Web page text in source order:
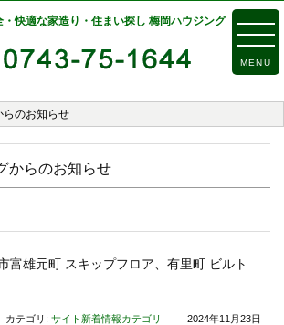
MENU
らのお知らせ
からのお知らせ
富雄元町 スキップフロア、有里町 ビルト
カテゴリ: サイト新着情報カテゴリ 2024年11月23日